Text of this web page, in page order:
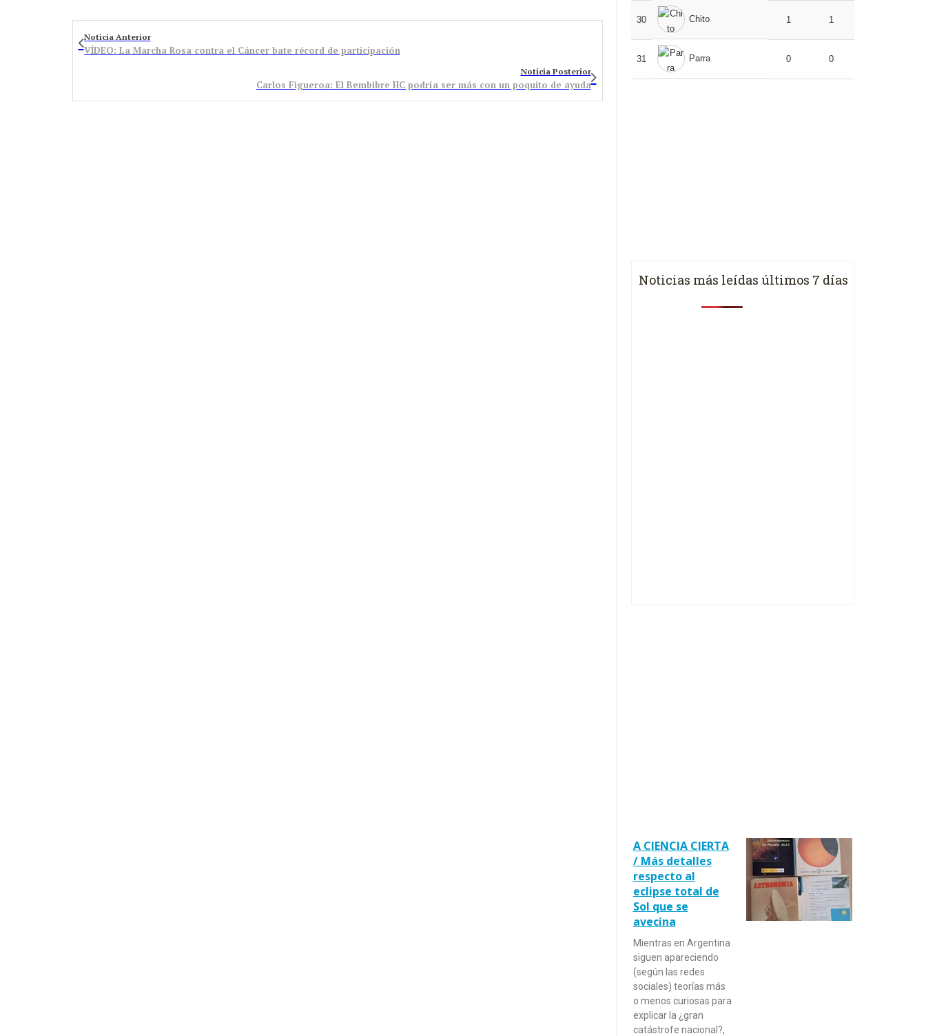
Noticia Anterior
VÍDEO: La Marcha Rosa contra el Cáncer bate récord de participación
Noticia Posterior
Carlos Figueroa: El Bembibre HC podría ser más con un poquito de ayuda
30 Chito 1 1
31 Parra 0 0
Noticias más leídas últimos 7 días
A CIENCIA CIERTA
/ Más detalles
respecto al
eclipse total de
Sol que se
avecina
Mientras en Argentina
siguen apareciendo
(según las redes
sociales) teorías más
o menos curiosas para
explicar la ¿gran
catástrofe nacional?,